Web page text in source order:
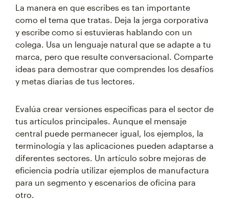
La manera en que escribes es tan importante
como el tema que tratas. Deja la jerga corporativa
y escribe como si estuvieras hablando con un
colega. Usa un lenguaje natural que se adapte a tu
marca, pero que resulte conversacional. Comparte
ideas para demostrar que comprendes los desafíos
y metas diarias de tus lectores.
Evalúa crear versiones específicas para el sector de
tus artículos principales. Aunque el mensaje
central puede permanecer igual, los ejemplos, la
terminología y las aplicaciones pueden adaptarse a
diferentes sectores. Un artículo sobre mejoras de
eficiencia podría utilizar ejemplos de manufactura
para un segmento y escenarios de oficina para
otro.